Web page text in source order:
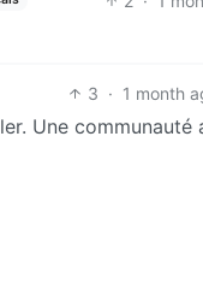
3 · 1 month
Une